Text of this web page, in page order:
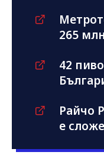
265
42
Райчо
е